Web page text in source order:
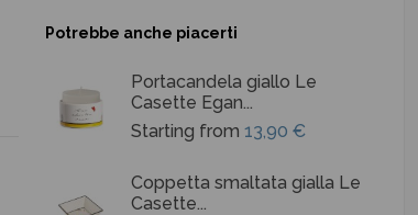
Potrebbe anche piacerti
Portacandela giallo Le
Casette Egan...
Starting from13,90 €
Coppetta smaltata gialla Le
Casette...